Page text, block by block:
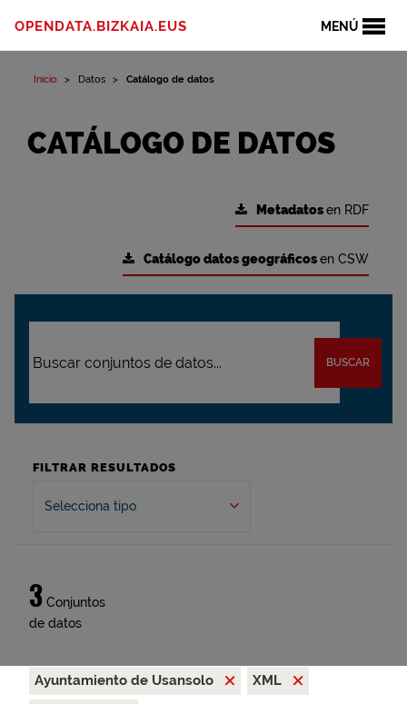
MENÚ
OPENDATA.BIZKAIA.EUS
Inicio Datos Catálogo de datos
CATÁLOGO DE DATOS
Metadatosen RDF
Catálogo datos geográficosen CSW
BUSCAR
FILTRAR RESULTADOS
Selecciona tipo
3 Conjuntos
de datos
Ayuntamiento de Usansolo
XML